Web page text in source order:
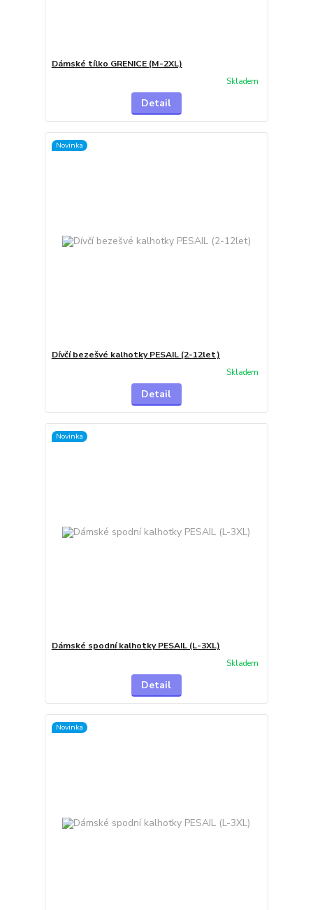
Dámské tílko GRENICE (M-2XL)
Skladem
Detail
Novinka
Dívčí bezešvé kalhotky PESAIL (2-12let)
Skladem
Detail
Novinka
Dámské spodní kalhotky PESAIL (L-3XL)
Skladem
Detail
Novinka